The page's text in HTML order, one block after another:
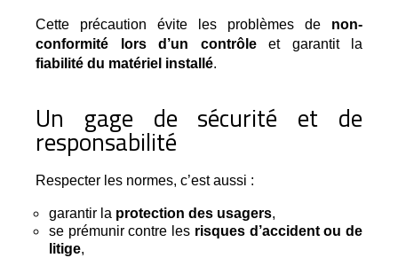
Cette précaution évite les problèmes de non-
conformité lors d’un contrôleet garantit la
fiabilité du matériel installé.
Un gage de sécurité et de
responsabilité
Respecter les normes, c’est aussi :
garantir la protection des usagers,
se prémunir contre les risques d’accident ou de
litige,